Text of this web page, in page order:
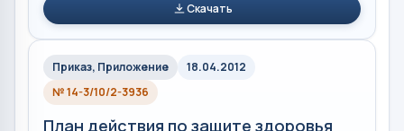
Скачать
Приказ, Приложение
18.04.2012
№ 14-3/10/2-3936
План действия по защите здоровья